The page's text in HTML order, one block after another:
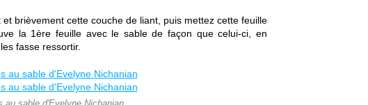
brièvement cette couche de liant, puis mettez cette feuille
la 1ère feuille avec le sable de façon que celui-ci, en
fasse ressortir.